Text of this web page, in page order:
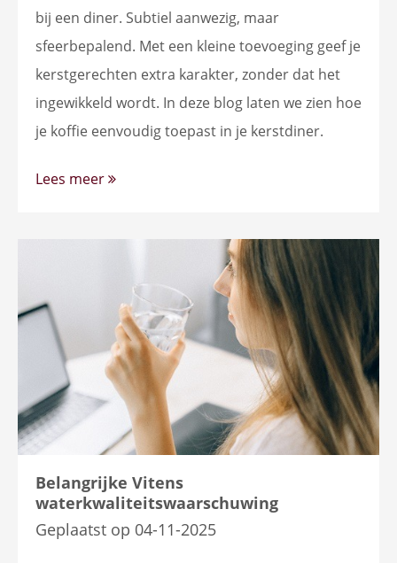
bij een diner. Subtiel aanwezig, maar
sfeerbepalend. Met een kleine toevoeging geef je
kerstgerechten extra karakter, zonder dat het
ingewikkeld wordt. In deze blog laten we zien hoe
je koffie eenvoudig toepast in je kerstdiner.
Lees meer
Belangrijke Vitens
waterkwaliteitswaarschuwing
Geplaatst op 04-11-2025